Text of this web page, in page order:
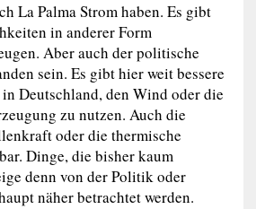
La Palma Strom haben. Es gibt
in anderer Form
Aber auch der politische
sein. Es gibt hier weit bessere
Deutschland, den Wind oder die
zu nutzen. Auch die
oder die thermische
Dinge, die bisher kaum
denn von der Politik oder
näher betrachtet werden.